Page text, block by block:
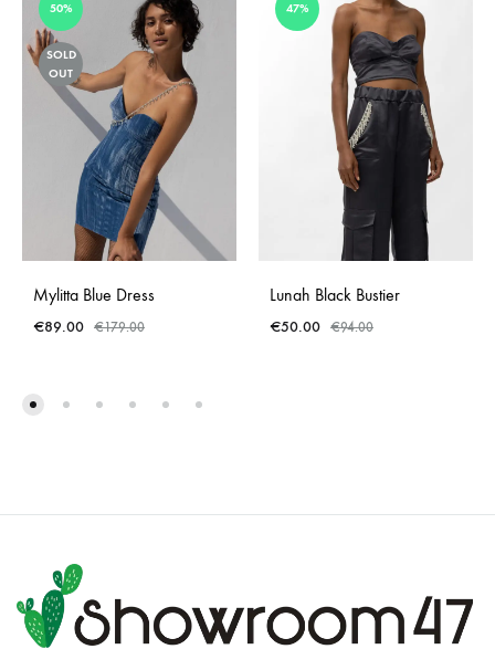
50%
SOLD
OUT
Mylitta Blue Dress
€89.00 €179.00
47%
Lunah Black Bustier
€50.00 €94.00